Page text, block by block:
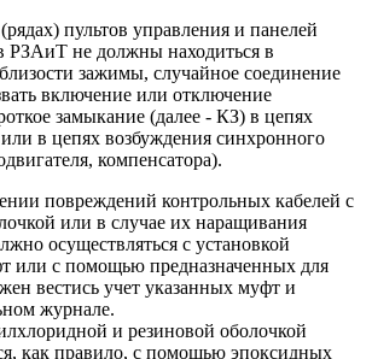
пультов управления и панелей
РЗАиТ не должны находиться в
зажимы, случайное соединение
включение или отключение
замыкание (далее - КЗ) в цепях
в цепях возбуждения синхронного
компенсатора).
повреждений контрольных кабелей с
или в случае их наращивания
осуществляться с установкой
или с помощью предназначенных для
вестись учет указанных муфт и
журнале.
и резиновой оболочкой
как правило, с помощью эпоксидных